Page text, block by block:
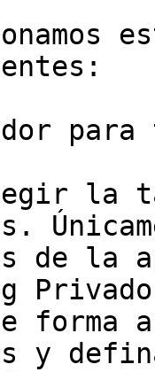
para
la
de la
forma
y